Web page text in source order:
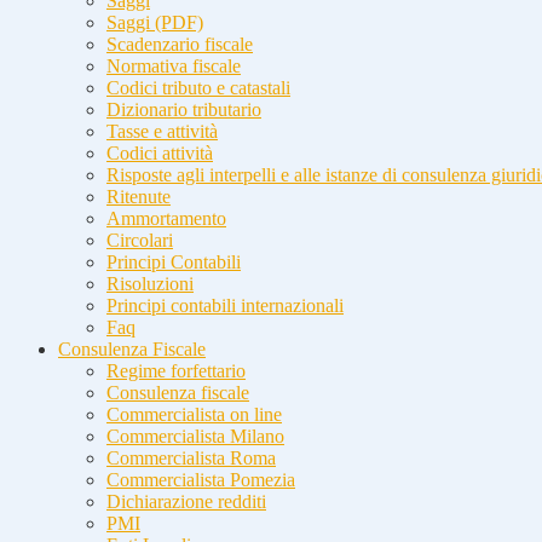
Saggi (PDF)
Scadenzario fiscale
Normativa fiscale
Codici tributo e catastali
Dizionario tributario
Tasse e attività
Codici attività
Risposte agli interpelli e alle istanze di consulenza
Ritenute
Ammortamento
Circolari
Principi Contabili
Risoluzioni
Principi contabili internazionali
Faq
Consulenza Fiscale
Regime forfettario
Consulenza fiscale
Commercialista on line
Commercialista Milano
Commercialista Roma
Commercialista Pomezia
Dichiarazione redditi
PMI